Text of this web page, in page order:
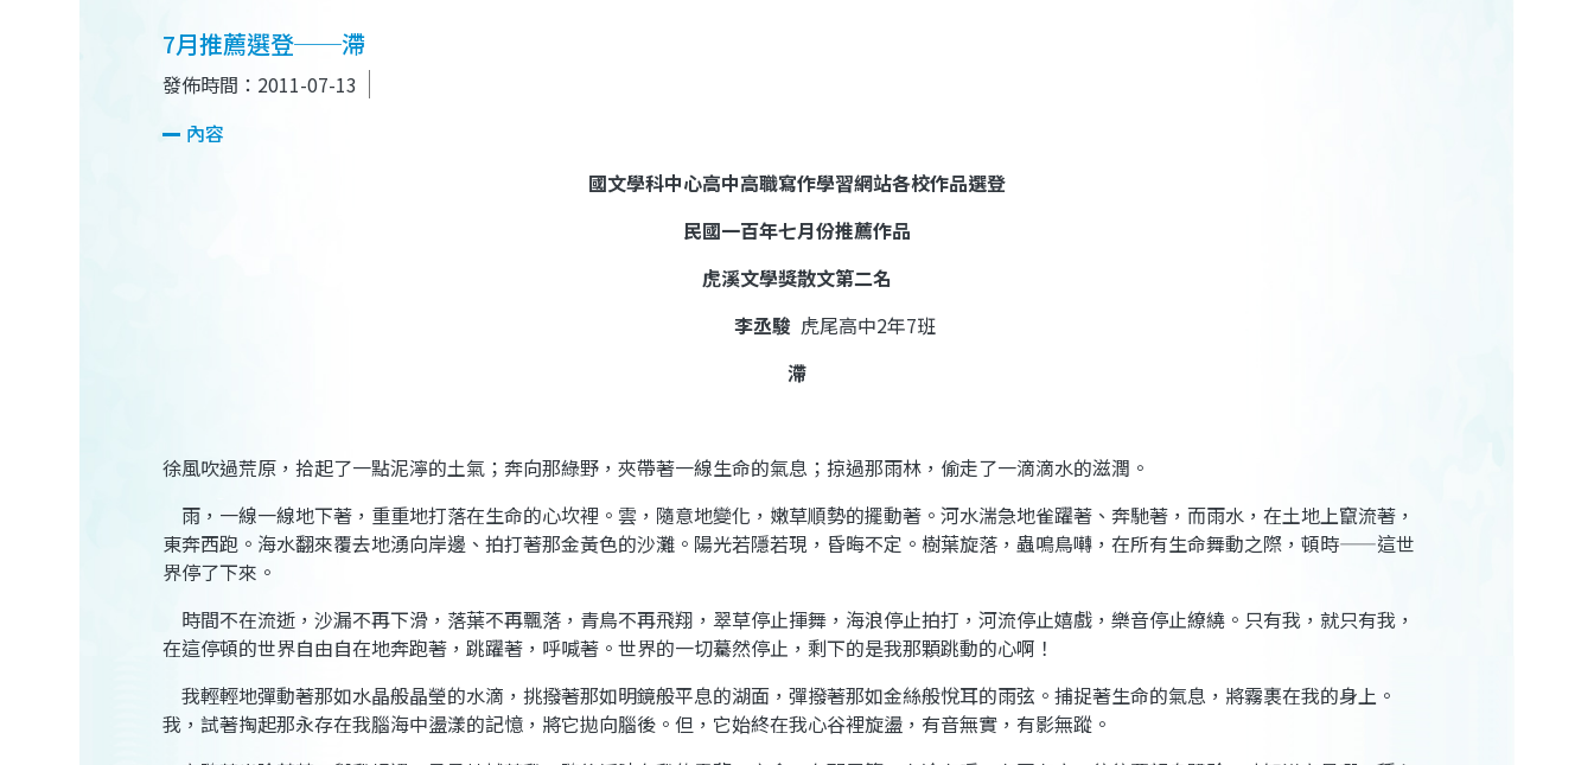
7月推薦選登──滯
發佈時間：2011-07-13
內容
國文學科中心高中高職寫作學習網站各校作品選登
民國一百年七月份推薦作品
虎溪文學獎散文第二名
李丞駿 虎尾高中2年7班
滯
徐風吹過荒原，拾起了一點泥濘的土氣；奔向那綠野，夾帶著一線生命的氣息；掠過那雨林，偷走了一滴滴水的滋潤。
雨，一線一線地下著，重重地打落在生命的心坎裡。雲，隨意地變化，嫩草順勢的擺動著。河水湍急地雀躍著、奔馳著，而雨水，在土地上竄流著，
東奔西跑。海水翻來覆去地湧向岸邊、拍打著那金黃色的沙灘。陽光若隱若現，昏晦不定。樹葉旋落，蟲鳴鳥囀，在所有生命舞動之際，頓時——這世
界停了下來。
時間不在流逝，沙漏不再下滑，落葉不再飄落，青鳥不再飛翔，翠草停止揮舞，海浪停止拍打，河流停止嬉戲，樂音停止繚繞。只有我，就只有我，
在這停頓的世界自由自在地奔跑著，跳躍著，呼喊著。世界的一切驀然停止，剩下的是我那顆跳動的心啊！
我輕輕地彈動著那如水晶般晶瑩的水滴，挑撥著那如明鏡般平息的湖面，彈撥著那如金絲般悅耳的雨弦。捕捉著生命的氣息，將霧裹在我的身上。
我，試著掏起那永存在我腦海中盪漾的記憶，將它拋向腦後。但，它始終在我心谷裡旋盪，有音無實，有影無蹤。